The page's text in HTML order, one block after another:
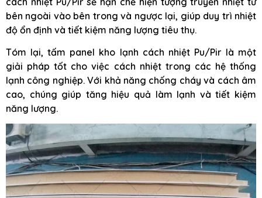
bên ngoài vào bên trong và ngược lại, giúp duy trì nhiệt
độ ổn định và tiết kiệm năng lượng tiêu thụ.
Tóm lại, tấm panel kho lạnh cách nhiệt Pu/Pir là một
giải pháp tốt cho việc cách nhiệt trong các hệ thống
lạnh công nghiệp. Với khả năng chống cháy và cách âm
cao, chúng giúp tăng hiệu quả làm lạnh và tiết kiệm
năng lượng.